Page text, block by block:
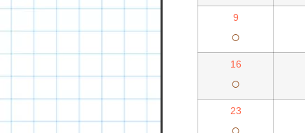
9
○
16
○
23